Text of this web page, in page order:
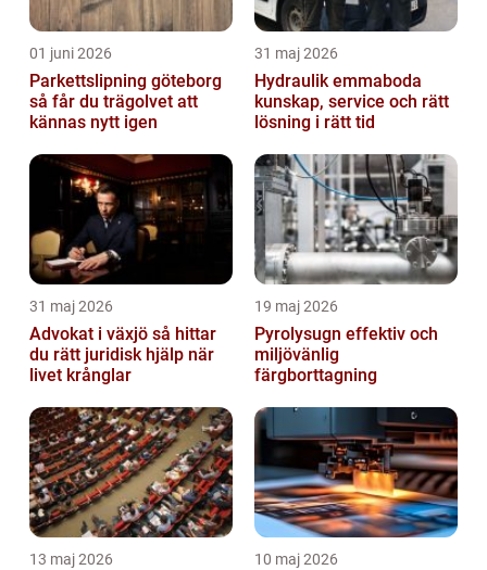
01 juni 2026
Parkettslipning göteborg
så får du trägolvet att
kännas nytt igen
31 maj 2026
Hydraulik emmaboda
kunskap, service och rätt
lösning i rätt tid
31 maj 2026
Advokat i växjö så hittar
du rätt juridisk hjälp när
livet krånglar
19 maj 2026
Pyrolysugn effektiv och
miljövänlig
färgborttagning
13 maj 2026 10 maj 2026